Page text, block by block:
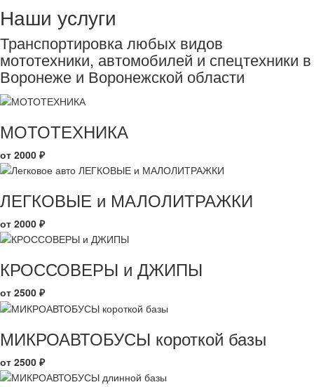
Наши услуги
Транспортировка любых видов
мототехники, автомобилей и спецтехники в
Воронеже и Воронежской области
МОТОТЕХНИКА
от 2000 ₽
ЛЕГКОВЫЕ и МАЛОЛИТРАЖКИ
от 2000 ₽
КРОССОВЕРЫ и ДЖИПЫ
от 2500 ₽
МИКРОАВТОБУСЫ короткой базы
от 2500 ₽